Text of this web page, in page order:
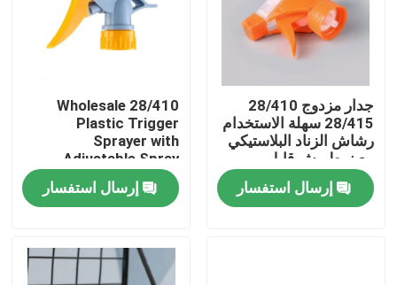
جدار مزدوج 28/410
28/415 سهلة الاستخدام
رشاش الزناد البلاستيكي
مع نمط رش قابل
للتعديل ومقاومة
الكيماوياتإرسال استفسار
Wholesale 28/410
Plastic Trigger
Sprayer with
Adjustable Spray
Mode and Leak-proof
Design for Cleaning
(مغلق بلاستيكي مع
وتصميم مضاد للكثافة)
إرسال استفسار